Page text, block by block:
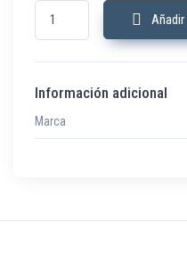
B06316-00 Detector Térmico
Información adicional
Marca